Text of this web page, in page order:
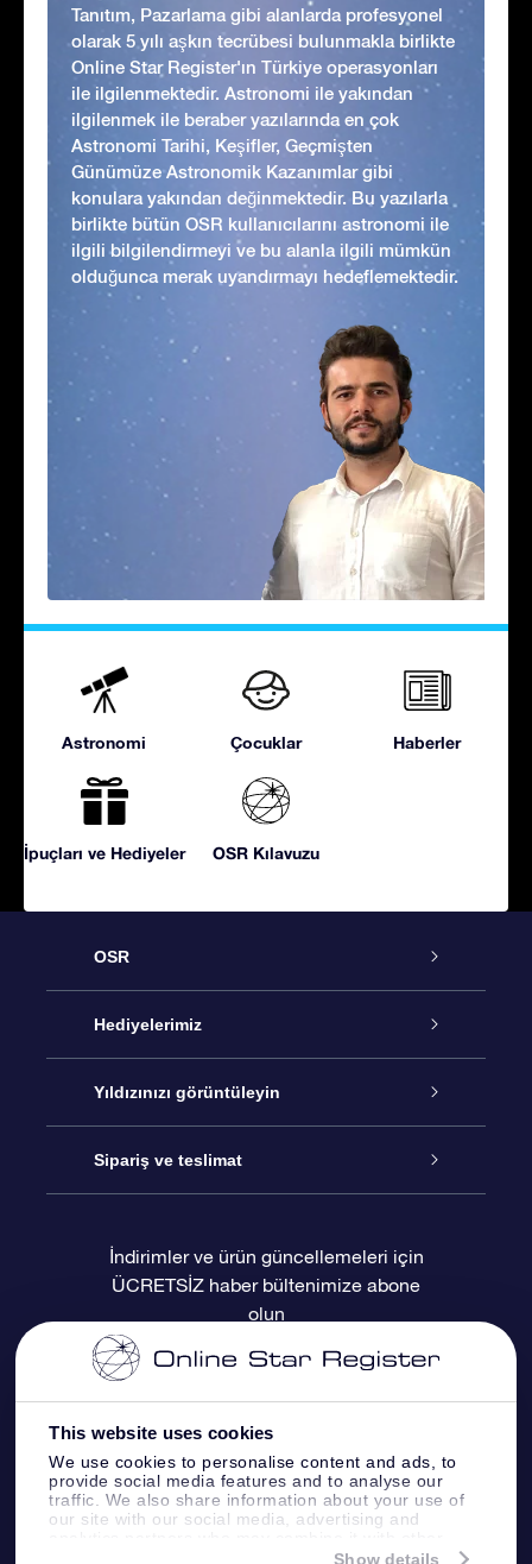
This website uses cookies
We use cookies to personalise content and ads, to
provide social media features and to analyse our
traffic. We also share information about your use of
our site with our social media, advertising and
information that you’ve provided to them or that
Show details
Tanıtım, Pazarlama gibi alanlarda profesyonel
olarak 5 yılı aşkın tecrübesi bulunmakla birlikte
Online Star Register'ın Türkiye operasyonları
ile ilgilenmektedir. Astronomi ile yakından
ilgilenmek ile beraber yazılarında en çok
Astronomi Tarihi, Keşifler, Geçmişten
Günümüze Astronomik Kazanımlar gibi
konulara yakından değinmektedir. Bu yazılarla
birlikte bütün OSR kullanıcılarını astronomi ile
ilgili bilgilendirmeyi ve bu alanla ilgili mümkün
olduğunca merak uyandırmayı hedeflemektedir.
Astronomi Çocuklar Haberler
İpuçları ve Hediyeler OSR Kılavuzu
OSR
Hizmet
İletişim
Blogu
Değerlendirmeler
Hediyelerimiz
Çevrimiçi Yıldız Hediyesi
OSR Hediye Paketi
OSR Hediye Kartı
Kurumsal hediyeler
Yıldızınızı görüntüleyin
Star Register
Kişiselleştirilmiş Yıldız Sayfası
Bir Milyon Yıldız
OSR Starsaver
Fly me to the stars VR sanal gerçeklik
uygulaması
Sipariş ve teslimat
Ödeme bilgileri
Sevkiyat bilgileri
İade Politikası
Takımyıldızı
İndirimler ve ürün güncellemeleri için
ÜCRETSİZ haber bültenimize abone
olun